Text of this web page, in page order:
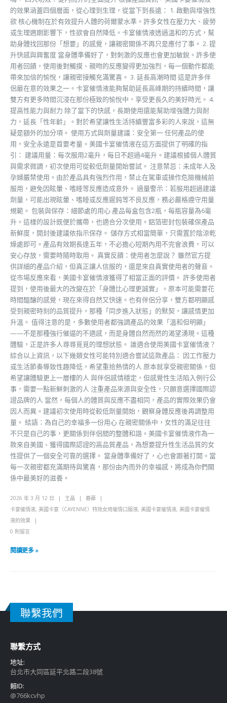
的效果涵蓋四個層面，從心理到生理，從當下到長遠： 1. 啟動與增強性
欲 核心機制在於有效提升人體的荷爾蒙水準。許多女性在壓力大、疲勞
或生理週期影響下，性欲會自然降低。卡宴催情液透過溫和的方式，幫
助身體找回那份「想要」的感覺，讓親密關係不再只是應付了事。 2. 提
升快感與興奮度 當身體準備好了，對刺激的反應也會更加敏銳。許多使
用者回饋，使用後對觸摸、親吻的反應變得更加強烈，每一個動作都能
帶來加倍的愉悅，讓親密接觸充滿驚喜。 3. 延長高潮時間 這是許多伴
侶最在意的效果之一。卡宴催情液能夠幫助延長高峰期的持續時間，讓
雙方有更多時間沉浸在那份極致的愉悅中，享受更長久的美好時光。 4.
提高性能力與耐力 除了當下的快感，長期使用還能幫助增強體力與耐
力，延長「性年齡」。對於希望讓性生活持續豐富多彩的人來說，這無
疑是額外的加分項。 使用方式與劑量建議：安全第一 任何產品的使
用，安全永遠是首要考量。美國卡宴催情液在這方面提供了明確的指
引： 建議用量：每次服用2毫升，每日不超過4毫升。建議根據個人體質
與需求微調，初次使用可從較低劑量開始嘗試。 注意禁忌：未成年人及
孕婦嚴禁使用。由於產品具有強烈作用，禁止在駕車或操作危險機械前
服用，避免因眩暈、嗜睡等反應造成意外。 過量警示：若服用超過建議
劑量，可能出現眩暈、嗜睡或反應遲鈍等不良反應，務必嚴格遵守用量
規範。 包裝與保存：細節處的用心 產品每盒包含2瓶，每瓶容量為6毫
升。這樣的設計既便於攜帶，也適合分次使用。鋁箔密封包裝確保產品
新鮮度，開封後建議依指示保存。 儲存方式相當簡單，只需置於陰涼乾
燥處即可。產品有效期長達五年，不必擔心短期內用不完會浪費，可以
安心存放，需要時隨時取用。 真實反饋：使用者怎麼說？ 雖然官方提
供詳細的產品介紹，但真正讓人信服的，還是來自真實使用者的聲音。
從市場反應來看，美國卡宴催情液獲得了相當正面的評價。 許多使用者
提到，使用後最大的改變在於「身體比心理更誠實」。原本可能需要花
時間醞釀的感覺，現在來得自然又快速。也有伴侶分享，雙方都明顯感
受到親密時刻的品質提升，那種「同步進入狀態」的默契，讓感情更加
升溫。 值得注意的是，多數使用者都強調產品的效果「溫和但明顯」
——不是那種強行催逼的不適感，而是身體自然而然的渴望湧現。這種
體驗，正是許多人尋尋覓覓的理想狀態。 誰適合使用美國卡宴催情液？
綜合以上資訊，以下幾類女性可能特別適合嘗試這款產品： 因工作壓力
或生活節奏導致性趣降低，希望重拾熱情的人 原本就享受親密關係，但
希望讓體驗更上一層樓的人 與伴侶感情穩定，但感覺性生活陷入例行公
事，需要一點新鮮刺激的人 注重產品來源與安全性，只願意選擇國際認
證品牌的人 當然，每個人的體質與反應不盡相同，產品的實際效果仍會
因人而異。建議初次使用時從較低劑量開始，觀察身體反應後再調整用
量。 結語：為自己的幸福多一份用心 在親密關係中，女性的滿足往往
不只是自己的事，更關係到伴侶間的整體和諧。美國卡宴催情液作為一
款來自美國、獲得國際認證的高品質產品，為想要提升性生活品質的女
性提供了一個安全可靠的選擇。 當身體準備好了，心也會跟著打開。當
每一次親密都充滿期待與驚喜，那份由內而外的幸福感，將成為你們關
係中最美好的滋養。
2026 年 3 月 12 日 王晶
春藥
卡宴催情液, 美國卡宴（CAYENNE）特效女用催情口服液, 美國卡宴催情液, 美國卡宴催情
液的效果
0 則留言
閱讀更多 »
聯繫我們
聯繫方式
地址:
台北市大同區延平北路二段38號
賴ID:
@766kcvhp